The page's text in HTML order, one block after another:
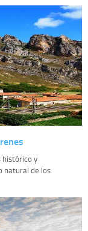
histórico y
natural de los